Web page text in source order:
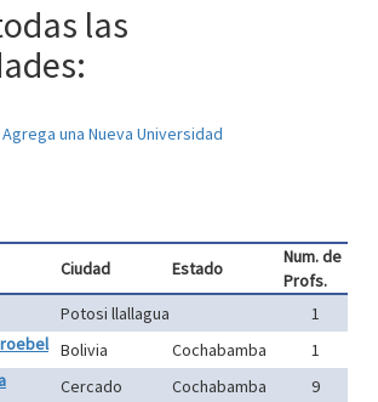
las
Agrega una Nueva Universidad
Ciudad Estado
Num. de
Profs.
Potosi llallagua
1
Bolivia Cochabamba
1
Cercado Cochabamba
9